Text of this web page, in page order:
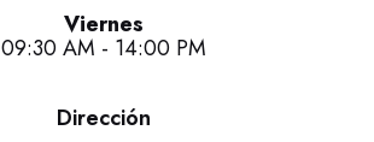
Viernes
09:30 AM - 14:00 PM
Dirección